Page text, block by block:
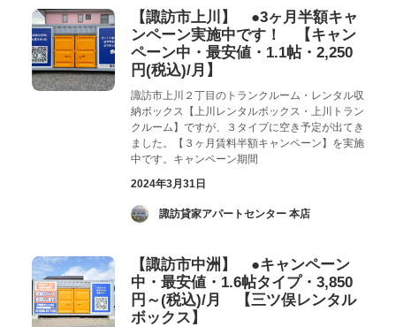
【諏訪市上川】 ●3ヶ月半額キャ
ンペーン実施中です！ 【キャン
ペーン中・最安値・1.1帖・2,250
円(税込)/月】
諏訪市上川２丁目のトランクルーム・レンタル収
納ボックス【上川レンタルボックス・上川トラン
クルーム】ですが、３タイプに空き予定が出てき
ました。【３ヶ月賃料半額キャンペーン】を実施
中です。キャンペーン期間
2024年3月31日
­ 諏訪貸家アパートセンター 本店
【諏訪市中洲】 ●キャンペーン
中・最安値・1.6帖タイプ・3,850
円～(税込)/月 【三ツ俣レンタル
ボックス】